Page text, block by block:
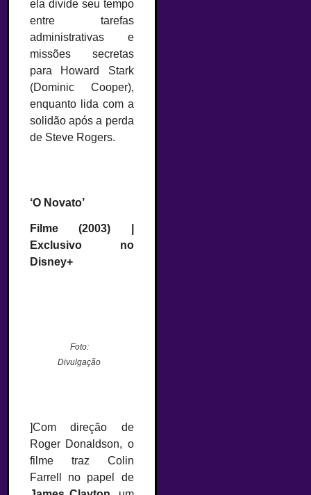
ela divide seu tempo
entre tarefas
administrativas e
missões secretas
para Howard Stark
(Dominic Cooper),
enquanto lida com a
solidão após a perda
de Steve Rogers.
‘O Novato’
Filme (2003) |
Exclusivo no
Disney+
Foto:
Divulgação
]Com direção de
Roger Donaldson, o
filme traz Colin
Farrell no papel de